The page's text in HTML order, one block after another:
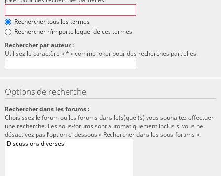
Rechercher tous les termes
Rechercher n’importe lequel de ces termes
Rechercher par auteur :
Utilisez le caractère « * » comme joker pour des recherches partielles.
Options de recherche
Rechercher dans les forums :
Choisissez le forum ou les forums dans le(s)quel(s) vous souhaitez effectuer
une recherche. Les sous-forums sont automatiquement inclus si vous ne
désactivez pas l’option ci-dessous « Rechercher dans les sous-forums ».